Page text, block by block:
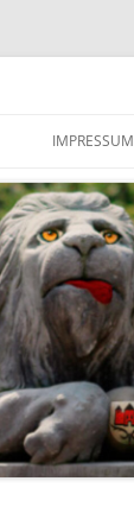
IMPRESSUM